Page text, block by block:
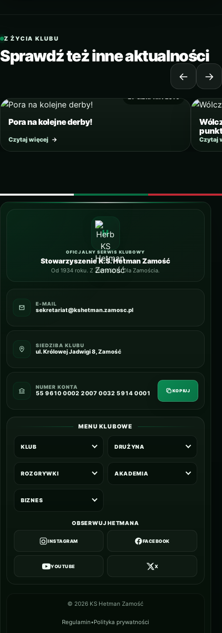
Z ŻYCIA KLUBU
Sprawdź też inne aktualności
← →
27 SIERPNIA 2019
Pora na kolejne derby!
Czytaj więcej → Czytaj
OFICJALNY SERWIS KLUBOWY
Stowarzyszenie K.S. Hetman Zamość
Od 1934 roku. Z Zamościa. Dla Zamościa.
E-MAIL
sekretariat@kshetman.zamosc.pl
SIEDZIBA KLUBU
ul. Królowej Jadwigi 8, Zamość
NUMER KONTA
55 9610 0002 2007 0032 5914 0001 KOPIUJ
MENU KLUBOWE
KLUB DRUŻYNA
ROZGRYWKI AKADEMIA
BIZNES
OBSERWUJ HETMANA
INSTAGRAM FACEBOOK
YOUTUBE X
© 2026 KS Hetman Zamość
Regulamin•Polityka prywatności